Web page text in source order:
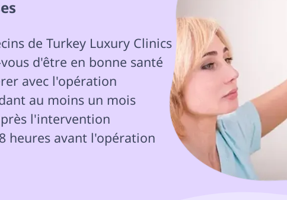
d'être en bonne santé
avec l'opération
au moins un mois
l'intervention
heures avant l'opération